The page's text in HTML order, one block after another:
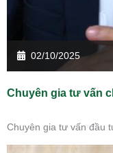
02/10/2025
Chuyên gia tư vấn
Chuyên gia tư vấn đầu